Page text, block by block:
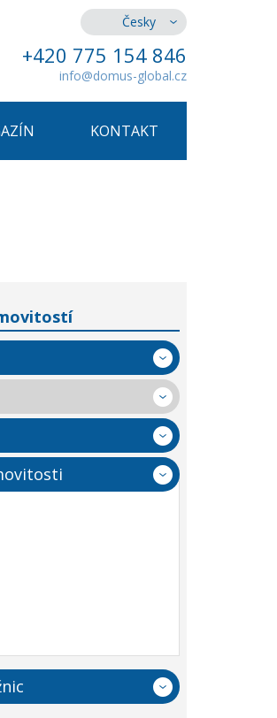
Česky
+420 775 154 846
info@domus-global.cz
KONTAKT